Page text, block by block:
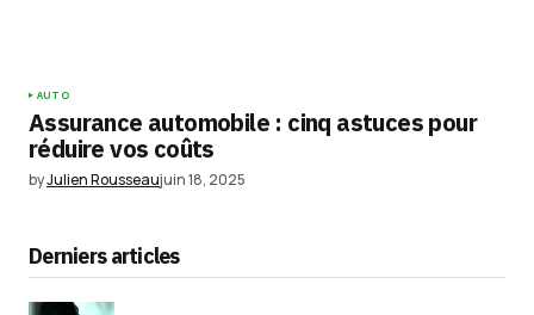
AUTO
Assurance automobile : cinq astuces pour
réduire vos coûts
byJulien Rousseaujuin 18, 2025
Derniers articles